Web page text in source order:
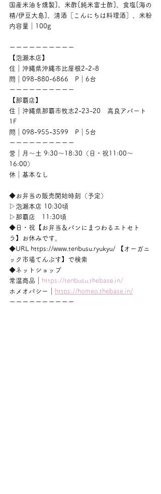
国産米油を燻製]、米酢[純米富士酢]、食塩[海の
精/伊豆大島]、清酒［こんにちは料理酒］、米粉
内容量｜100g
ーーーーーーーーーー
【泡瀬本店】
住｜沖縄県沖縄市比屋根2-2-8
問｜098-880-6866　P｜6台
ーーーーーーーーーー
【那覇店】
住｜沖縄県那覇市牧志2-23-20　高良アパート
1F
問｜098-955-3599　P｜5台
ーーーーーーーーーー
営｜月〜土 9:30〜18:30（日・祝11:00〜
16:00）
休｜基本なし
◆お弁当の販売開始時刻（予定）
▷泡瀬本店 10:30頃
▷那覇店　11:30頃
◆日・祝【お弁当＆パンにまつわるエトセト
ラ】お休みです。
◆URL https://www.tenbusu.ryukyu/ 【オーガニ
ック市場てんぶす】で検索
◆ネットショップ
常温商品｜
https://tenbusu.thebase.in/
ホメオパシー｜
https://homeo.thebase.in/
ーーーーーーーーーー